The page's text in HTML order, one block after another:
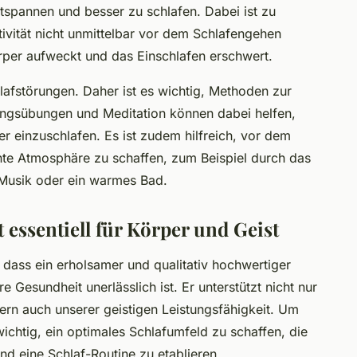
und besser zu schlafen. Dabei ist zu
nicht unmittelbar vor dem Schlafengehen
aufweckt und das Einschlafen erschwert.
Daher ist es wichtig, Methoden zur
und Meditation können dabei helfen,
einzuschlafen. Es ist zudem hilfreich, vor dem
Atmosphäre zu schaffen, zum Beispiel durch das
oder ein warmes Bad.
für Körper und Geist
ein erholsamer und qualitativ hochwertiger
Gesundheit unerlässlich ist. Er unterstützt nicht nur
auch unserer geistigen Leistungsfähigkeit. Um
ein optimales Schlafumfeld zu schaffen, die
eine Schlaf-Routine zu etablieren.